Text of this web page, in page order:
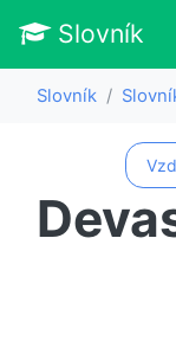
Slovník
Slovník